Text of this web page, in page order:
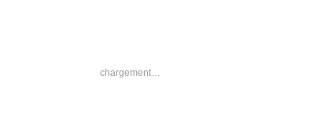
chargement…